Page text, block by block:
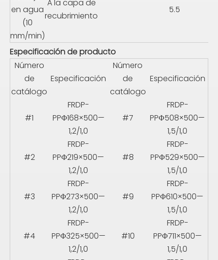
en agua
(10
mm/min)
A la capa de
recubrimiento
5.5
Especificación de producto
Número
de
catálogo
Especificación
Número
de
catálogo
Especificación
#1
FRDP-
PPΦ168×500—
1,2/1,0
#7
FRDP-
PPΦ508×500—
1,5/1,0
#2
FRDP-
PPΦ219×500—
1,2/1,0
#8
FRDP-
PPΦ529×500—
1,5/1,0
#3
FRDP-
PPΦ273×500—
1,2/1,0
#9
FRDP-
PPΦ610×500—
1,5/1,0
#4
FRDP-
PPΦ325×500—
1,2/1,0
#10
FRDP-
PPΦ711×500—
1,5/1,0